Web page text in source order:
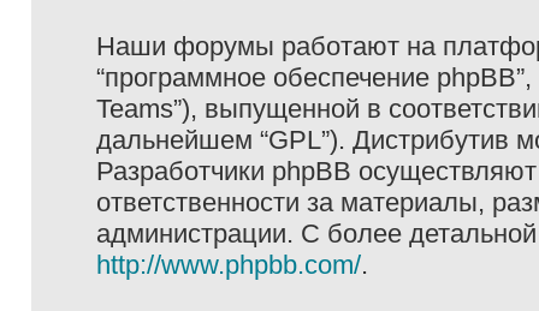
Наши форумы работают на
“программное обеспечение
Teams”), выпущенной в
дальнейшем “GPL”). Дистрибутив
Разработчики phpBB
ответственности за материалы,
администрации. С более
http://www.phpbb.com/.